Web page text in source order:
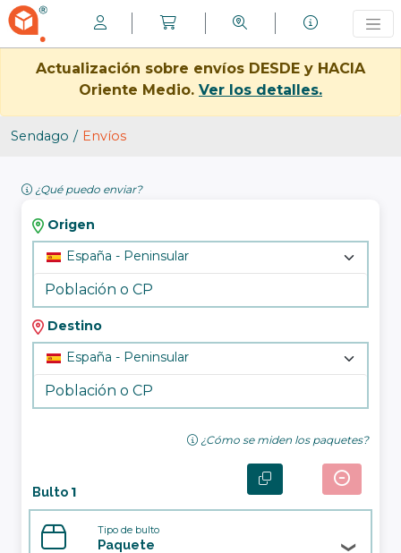
Actualización sobre envíos DESDE y HACIA
Oriente Medio. Ver los detalles.
Sendago Envíos
¿Qué puedo enviar?
Origen
España - Peninsular
Destino
España - Peninsular
¿Cómo se miden los paquetes?
Bulto 1
Tipo de bulto
Paquete